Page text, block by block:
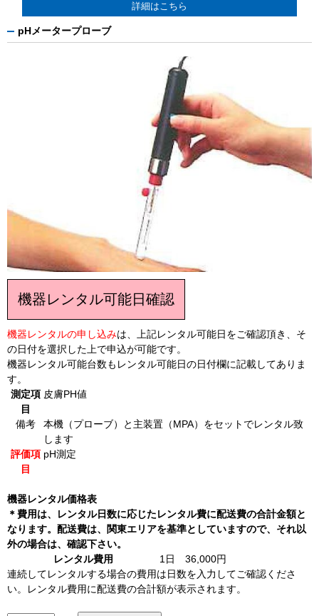
詳細はこちら
pHメータープローブ
機器レンタル可能日確認
機器レンタルの申し込みは、上記レンタル可能日をご確認頂き、そ
の日付を選択した上で申込が可能です。
機器レンタル可能台数もレンタル可能日の日付欄に記載してありま
す。
測定項
目
皮膚PH値
備考
本機（プローブ）と主装置（MPA）をセットでレンタル致
します
評価項
目
pH測定
機器レンタル価格表
＊費用は、レンタル日数に応じたレンタル費に配送費の合計金額と
なります。配送費は、関東エリアを基準としていますので、それ以
外の場合は、確認下さい。
レンタル費用
1日 36,000円
連続してレンタルする場合の費用は日数を入力してご確認くださ
い。レンタル費用に配送費の合計額が表示されます。